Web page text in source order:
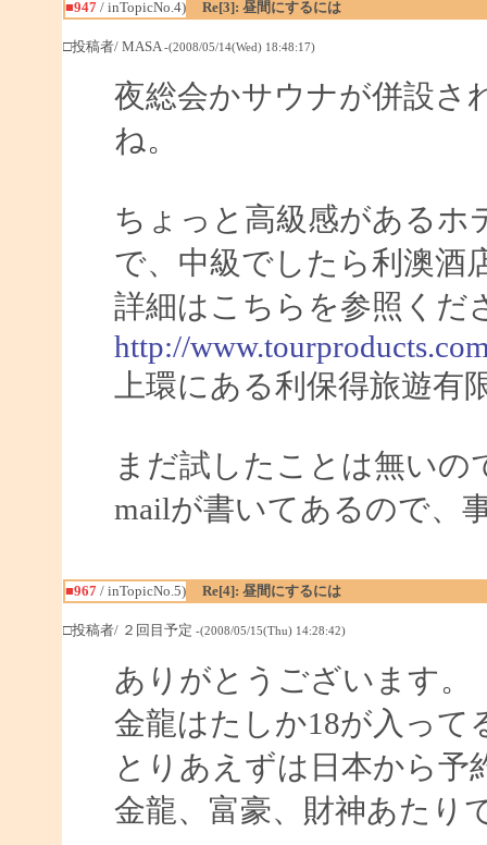
■947/ inTopicNo.4) Re[3]: 昼間にするには
□投稿者/ MASA-(2008/05/14(Wed) 18:48:17)
夜総会かサウナが併設さ
ね。
ちょっと高級感があるホ
で、中級でしたら利澳酒
詳細はこちらを参照くだ
http://
上環にある利保得旅遊有
まだ試したことは無いの
mailが書いてあるので、
■967/ inTopicNo.5) Re[4]: 昼間にするには
□投稿者/ ２回目予定 -(2008/05/15(Thu) 14:28:42)
ありがとうございます。
金龍はたしか18が入って
とりあえずは日本から予
金龍、富豪、財神あたり